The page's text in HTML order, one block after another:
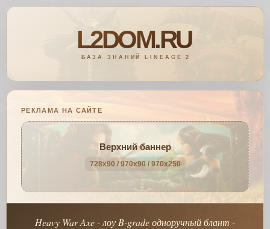
РЕКЛАМА НА САЙТЕ
Верхний баннер
728x90 / 970x90 / 970x250
Heavy War Axe - лоу B-grade одноручный блант -